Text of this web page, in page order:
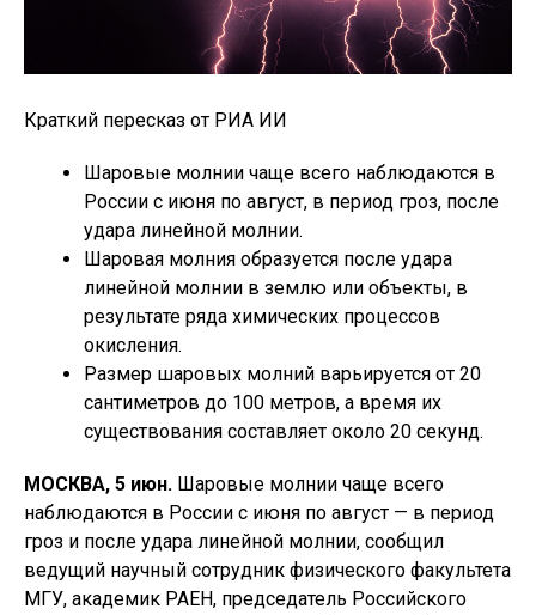
Краткий пересказ от РИА ИИ
Шаровые молнии чаще всего наблюдаются в
России с июня по август, в период гроз, после
удара линейной молнии.
Шаровая молния образуется после удара
линейной молнии в землю или объекты, в
результате ряда химических процессов
окисления.
Размер шаровых молний варьируется от 20
сантиметров до 100 метров, а время их
существования составляет около 20 секунд.
МОСКВА, 5 июн. Шаровые молнии чаще всего
наблюдаются в России с июня по август — в период
гроз и после удара линейной молнии, сообщил
ведущий научный сотрудник физического факультета
МГУ, академик РАЕН, председатель Российского